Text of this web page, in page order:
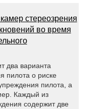
стереозрения
во время
два варианта
пилота о риске
пилота, а
Каждый из
содержит две